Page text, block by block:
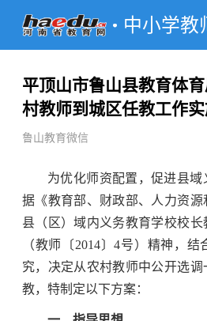
中小学教
平顶山市鲁山县教育体
村教师到城区任教工作
鲁山教育微信
为优化师资配置，促进县
据《教育部、财政部、人力资
县（区）域内义务教育学校校长
（教师〔2014〕4号）精神，
究，决定从农村教师中公开选
教，特制定以下方案：